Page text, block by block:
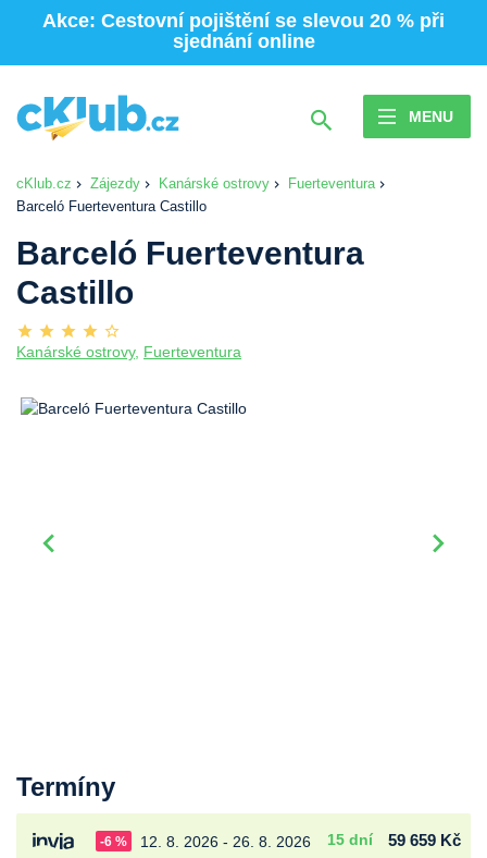
Akce: Cestovní pojištění se slevou 20 % při
sjednání online
MENU
cKlub.cz Zájezdy Kanárské ostrovy
Fuerteventura
Barceló Fuerteventura Castillo
Barceló Fuerteventura
Castillo
Kanárské ostrovy, Fuerteventura
Termíny
-6 % 12. 8. 2026 - 26. 8. 2026 15 dní 59 659 Kč